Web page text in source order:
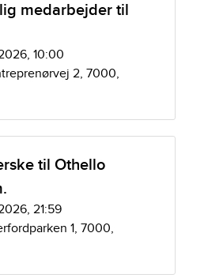
medarbejder til
10:00
2, 7000,
til Othello
21:59
1, 7000,